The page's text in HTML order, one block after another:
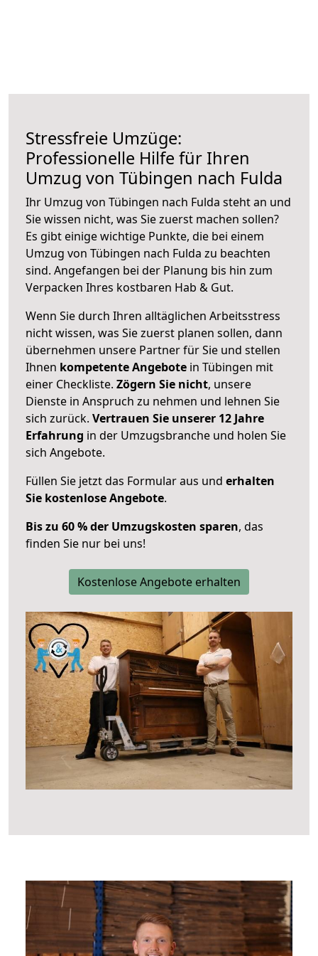
Stressfreie Umzüge:
Professionelle Hilfe für Ihren
Umzug von Tübingen nach Fulda
Ihr Umzug von Tübingen nach Fulda steht an und
Sie wissen nicht, was Sie zuerst machen sollen?
Es gibt einige wichtige Punkte, die bei einem
Umzug von Tübingen nach Fulda zu beachten
sind. Angefangen bei der Planung bis hin zum
Verpacken Ihres kostbaren Hab & Gut.
Wenn Sie durch Ihren alltäglichen Arbeitsstress
nicht wissen, was Sie zuerst planen sollen, dann
übernehmen unsere Partner für Sie und stellen
Ihnen kompetente Angebote in Tübingen mit
einer Checkliste. Zögern Sie nicht, unsere
Dienste in Anspruch zu nehmen und lehnen Sie
sich zurück. Vertrauen Sie unserer 12 Jahre
Erfahrung in der Umzugsbranche und holen Sie
sich Angebote.
Füllen Sie jetzt das Formular aus und erhalten
Sie kostenlose Angebote.
Bis zu 60 % der Umzugskosten sparen, das
finden Sie nur bei uns!
Kostenlose Angebote erhalten